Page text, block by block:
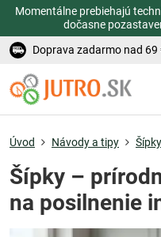
Momentálne prebiehajú
dočasne
Doprava zadarmo nad 69
Úvod Návody a tipy
Šípky –
na posilnenie